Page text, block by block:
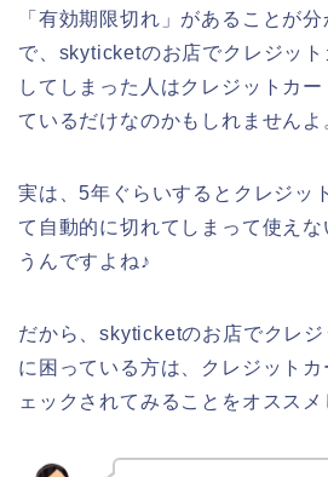
「有効期限切れ」があることが
で、skyticketのお店でクレジッ
してしまった人はクレジットカ
ているだけなのかもしれませんよ
実は、5年ぐらいするとクレジッ
て自動的に切れてしまって使えな
うんですよね♪
だから、skyticketのお店でクレ
に困っている方は、クレジット
ェックされてみることをオススメ